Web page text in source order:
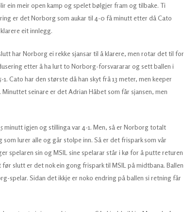
ein meir open kamp og spelet bølgjer fram og tilbake. Ti
er det Norborg som aukar til 4-0 få minutt etter då Cato
eit innlegg.
har Norborg ei rekke sjansar til å klarere, men rotar det til for
etter å ha lurt to Norborg-forsvararar og sett ballen i
Cato har den største då han skyt frå 13 meter, men keeper
seinare er det Adrian Håbet som får sjansen, men
minutt igjen og stillinga var 4-1. Men, så er Norborg totalt
lurer alle og går stolpe inn. Så er det frispark som vår
spelaren sin og MSIL sine spelarar står i kø for å putte returen
slutt er det nok ein gong frispark til MSIL på midtbana. Ballen
spelar. Sidan det ikkje er noko endring på ballen si retning får